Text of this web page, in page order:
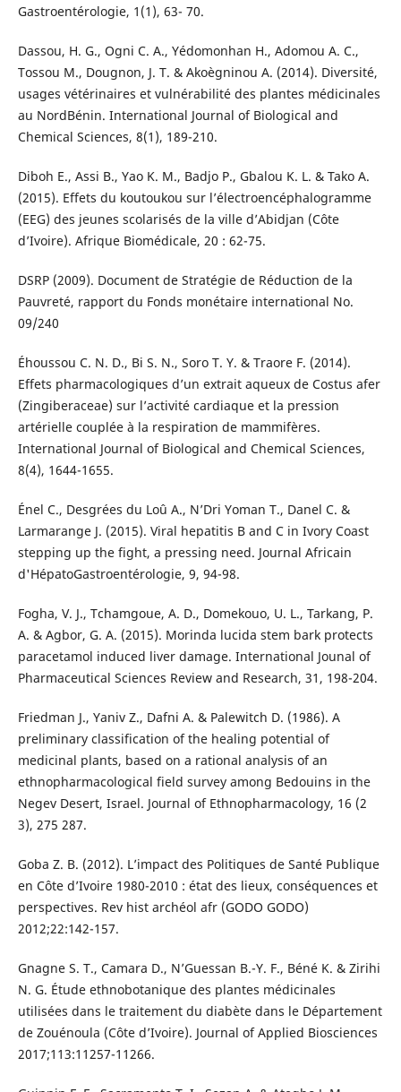
Gastroentérologie, 1(1), 63- 70.
Dassou, H. G., Ogni C. A., Yédomonhan H., Adomou A. C.,
Tossou M., Dougnon, J. T. & Akoègninou A. (2014). Diversité,
usages vétérinaires et vulnérabilité des plantes médicinales
au NordBénin. International Journal of Biological and
Chemical Sciences, 8(1), 189-210.
Diboh E., Assi B., Yao K. M., Badjo P., Gbalou K. L. & Tako A.
(2015). Effets du koutoukou sur l’électroencéphalogramme
(EEG) des jeunes scolarisés de la ville d’Abidjan (Côte
d’Ivoire). Afrique Biomédicale, 20 : 62-75.
DSRP (2009). Document de Stratégie de Réduction de la
Pauvreté, rapport du Fonds monétaire international No.
09/240
Éhoussou C. N. D., Bi S. N., Soro T. Y. & Traore F. (2014).
Effets pharmacologiques d’un extrait aqueux de Costus afer
(Zingiberaceae) sur l’activité cardiaque et la pression
artérielle couplée à la respiration de mammifères.
International Journal of Biological and Chemical Sciences,
8(4), 1644-1655.
Énel C., Desgrées du Loû A., N’Dri Yoman T., Danel C. &
Larmarange J. (2015). Viral hepatitis B and C in Ivory Coast
stepping up the fight, a pressing need. Journal Africain
d'HépatoGastroentérologie, 9, 94-98.
Fogha, V. J., Tchamgoue, A. D., Domekouo, U. L., Tarkang, P.
A. & Agbor, G. A. (2015). Morinda lucida stem bark protects
paracetamol induced liver damage. International Jounal of
Pharmaceutical Sciences Review and Research, 31, 198-204.
Friedman J., Yaniv Z., Dafni A. & Palewitch D. (1986). A
preliminary classification of the healing potential of
medicinal plants, based on a rational analysis of an
ethnopharmacological field survey among Bedouins in the
Negev Desert, Israel. Journal of Ethnopharmacology, 16 (2
3), 275 287.
Goba Z. B. (2012). L’impact des Politiques de Santé Publique
en Côte d’Ivoire 1980-2010 : état des lieux, conséquences et
perspectives. Rev hist archéol afr (GODO GODO)
2012;22:142-157.
Gnagne S. T., Camara D., N’Guessan B.-Y. F., Béné K. & Zirihi
N. G. Étude ethnobotanique des plantes médicinales
utilisées dans le traitement du diabète dans le Département
de Zouénoula (Côte d’Ivoire). Journal of Applied Biosciences
2017;113:11257-11266.